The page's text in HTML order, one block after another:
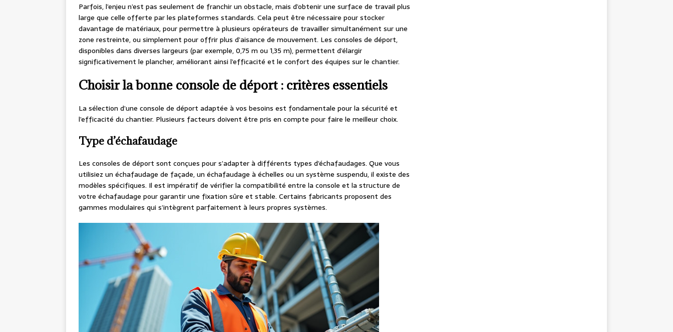
Parfois, l’enjeu n’est pas seulement de franchir un obstacle, mais d’obtenir une surface de travail plus
large que celle offerte par les plateformes standards. Cela peut être nécessaire pour stocker
davantage de matériaux, pour permettre à plusieurs opérateurs de travailler simultanément sur une
zone restreinte, ou simplement pour offrir plus d’aisance de mouvement. Les consoles de déport,
disponibles dans diverses largeurs (par exemple, 0,75 m ou 1,35 m), permettent d’élargir
significativement le plancher, améliorant ainsi l’efficacité et le confort des équipes sur le chantier.
Choisir la bonne console de déport : critères essentiels
La sélection d’une console de déport adaptée à vos besoins est fondamentale pour la sécurité et
l’efficacité du chantier. Plusieurs facteurs doivent être pris en compte pour faire le meilleur choix.
Type d’échafaudage
Les consoles de déport sont conçues pour s’adapter à différents types d’échafaudages. Que vous
utilisiez un échafaudage de façade, un échafaudage à échelles ou un système suspendu, il existe des
modèles spécifiques. Il est impératif de vérifier la compatibilité entre la console et la structure de
votre échafaudage pour garantir une fixation sûre et stable. Certains fabricants proposent des
gammes modulaires qui s’intègrent parfaitement à leurs propres systèmes.